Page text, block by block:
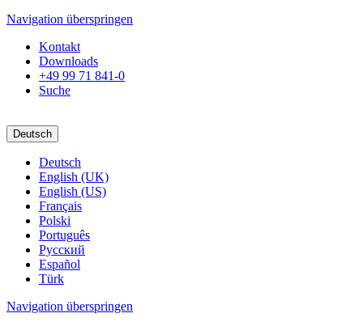
Navigation überspringen
Kontakt
Downloads
+49 99 71 841-0
Suche
Deutsch
Deutsch
English (UK)
English (US)
Français
Polski
Português
Pусский
Español
Türk
Navigation überspringen